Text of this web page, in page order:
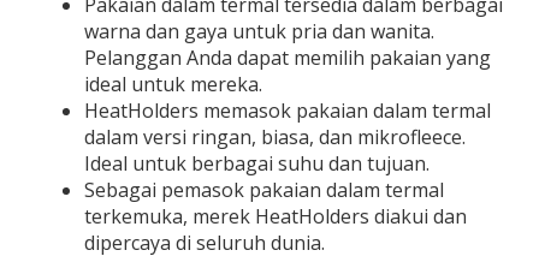
warna dan gaya untuk pria dan wanita.
Pelanggan Anda dapat memilih pakaian yang
ideal untuk mereka.
HeatHolders memasok pakaian dalam termal
dalam versi ringan, biasa, dan mikrofleece.
Ideal untuk berbagai suhu dan tujuan.
Sebagai pemasok pakaian dalam termal
terkemuka, merek HeatHolders diakui dan
dipercaya di seluruh dunia.